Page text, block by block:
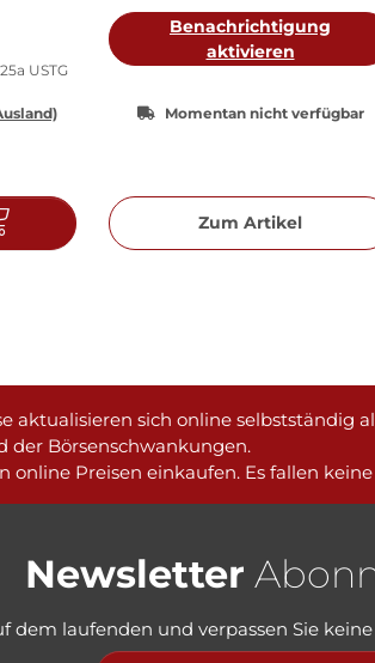
USTG
Benachrichtigung
aktivieren
Momentan nicht verfügbar
Zum Artikel
aktualisieren sich online selbstständig
der Börsenschwankungen.
online Preisen einkaufen. Es fallen
Newsletter
dem laufenden und verpassen Sie